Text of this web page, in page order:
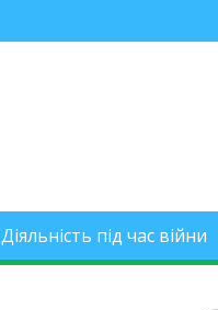
Діяльність під час війни